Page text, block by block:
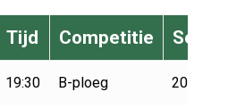
Tijd Competitie Seizoen
19:30 B-ploeg 2025-2026